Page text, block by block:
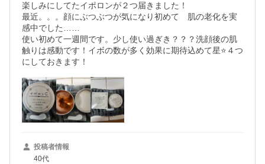
楽しみにしてたイポロンが２つ届きました！
最近。。。顔にぶつぶつが気になり初めて　肌の老化を実
感中でした……
使い初めて一週間です。少し使い過ぎき？？？洗顔後の肌
触りは感動です！イボの数が多く効果に期待込めて星⭐４つ
にしておきます！
投稿者情報
40代